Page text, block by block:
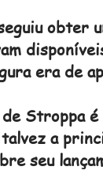
obter
era de
Stroppa
a
seu